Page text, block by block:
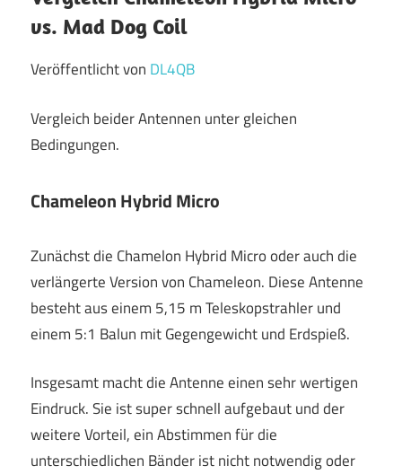
vs. Mad Dog Coil
Veröffentlicht von DL4QB
Vergleich beider Antennen unter gleichen
Bedingungen.
Chameleon Hybrid Micro
Zunächst die Chamelon Hybrid Micro oder auch die
verlängerte Version von Chameleon. Diese Antenne
besteht aus einem 5,15 m Teleskopstrahler und
einem 5:1 Balun mit Gegengewicht und Erdspieß.
Insgesamt macht die Antenne einen sehr wertigen
Eindruck. Sie ist super schnell aufgebaut und der
weitere Vorteil, ein Abstimmen für die
unterschiedlichen Bänder ist nicht notwendig oder